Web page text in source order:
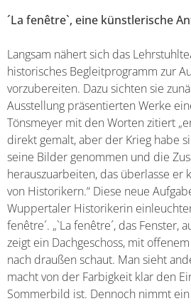
´La fenêtre`, eine künstlerische
Langsam nähert sich das
historisches Begleitprogramm zur
vorzubereiten. Dazu sichten sie
Ausstellung präsentierten Werke
Tönsmeyer mit den Worten zitiert
direkt gemalt, aber der Krieg habe
seine Bilder genommen und die
herauszuarbeiten, das überlasse er
von Historikern.“ Diese neue
Wuppertaler Historikerin
fenêtre´. „`La fenêtre´, das Fenster,
zeigt ein Dachgeschoss, mit
nach draußen schaut. Man sieht
macht von der Farbigkeit klar den
Sommerbild ist. Dennoch nimmt